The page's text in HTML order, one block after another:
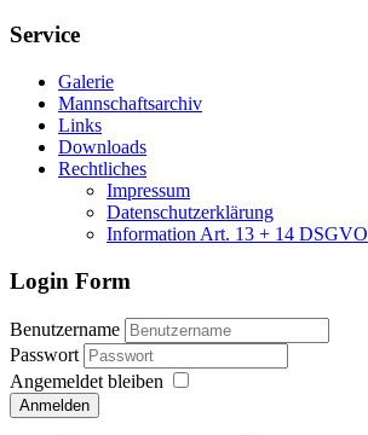
Service
Galerie
Mannschaftsarchiv
Links
Downloads
Rechtliches
Impressum
Datenschutzerklärung
Information Art. 13 + 14 DSGVO
Login Form
Benutzername
Passwort
Angemeldet bleiben
Anmelden